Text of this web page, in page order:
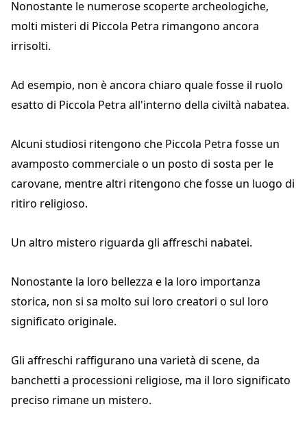
Nonostante le numerose scoperte archeologiche,
molti misteri di Piccola Petra rimangono ancora
irrisolti.
Ad esempio, non è ancora chiaro quale fosse il ruolo
esatto di Piccola Petra all'interno della civiltà nabatea.
Alcuni studiosi ritengono che Piccola Petra fosse un
avamposto commerciale o un posto di sosta per le
carovane, mentre altri ritengono che fosse un luogo di
ritiro religioso.
Un altro mistero riguarda gli affreschi nabatei.
Nonostante la loro bellezza e la loro importanza
storica, non si sa molto sui loro creatori o sul loro
significato originale.
Gli affreschi raffigurano una varietà di scene, da
banchetti a processioni religiose, ma il loro significato
preciso rimane un mistero.